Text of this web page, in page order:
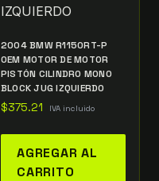
2004 BMW R1150RT-P
OEM MOTOR DE MOTOR
PISTÓN CILINDRO MONO
BLOCK JUG IZQUIERDO
$375.21 IVA incluido
AGREGAR AL
CARRITO